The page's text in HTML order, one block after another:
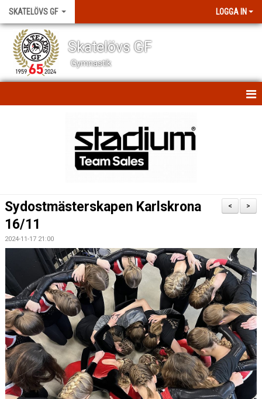
SKATELÖVS GF LOGGA IN
Skatelövs GF
Gymnastik
KONTAKT
BILDGALLERI
STYRELSE
AVGIFTER
ANMÄLAN
DOKUMENT
>
<
Sydostmästerskapen Karlskrona
16/11
2024-11-17 21:00